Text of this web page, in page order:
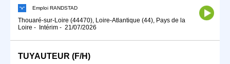
Emploi RANDSTAD
Thouaré-sur-Loire (44470), Loire-Atlantique (44), Pays de la
Loire - Intérim - 21/07/2026
TUYAUTEUR (F/H)